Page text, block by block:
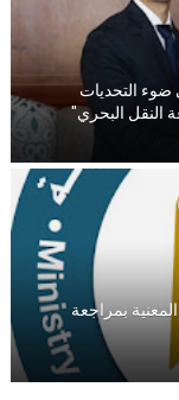
ضوء التحديات
النقل البحري"
بمراجعة